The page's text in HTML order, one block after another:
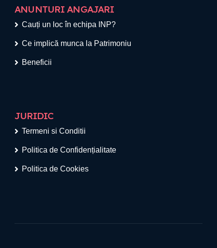
ANUNTURI ANGAJARI
Cauți un loc în echipa INP?
Ce implică munca la Patrimoniu
Beneficii
JURIDIC
Termeni si Conditii
Politica de Confidențialitate
Politica de Cookies